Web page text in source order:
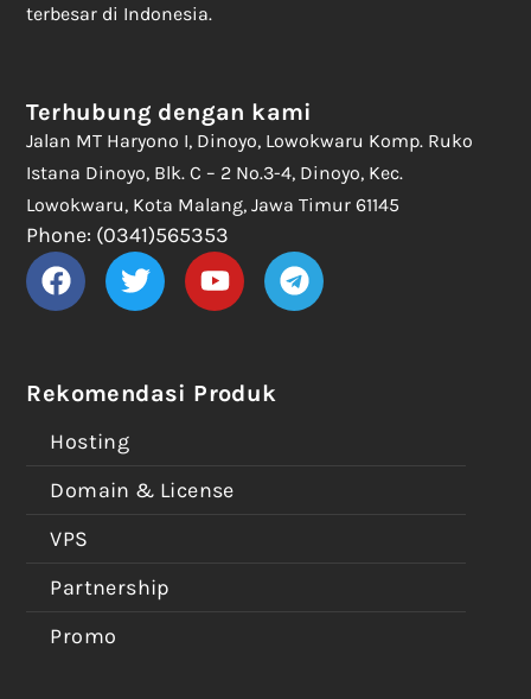
terbesar di Indonesia.
Rekomendasi Produk
Hosting
Domain & License
VPS
Partnership
Promo
Terhubung dengan kami
Jalan MT Haryono I, Dinoyo, Lowokwaru Komp. Ruko
Istana Dinoyo, Blk. C – 2 No.3-4, Dinoyo, Kec.
Lowokwaru, Kota Malang, Jawa Timur 61145
Phone: (0341)565353